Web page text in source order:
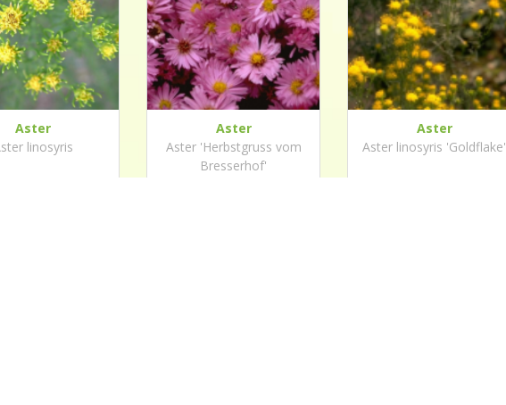
Aster
linosyris
Aster
Aster 'Herbstgruss vom
Bresserhof'
Aster
Aster linosyris 'Goldflake'